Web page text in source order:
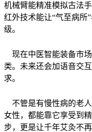
机械臂能精准模拟古法
红外技术能让“气至病所
级。
现在中医智能装备市
类。未来还会加语音交
求。
不管是有慢性病的老
女性，都能靠它享受到
步，更是让千年艾灸不